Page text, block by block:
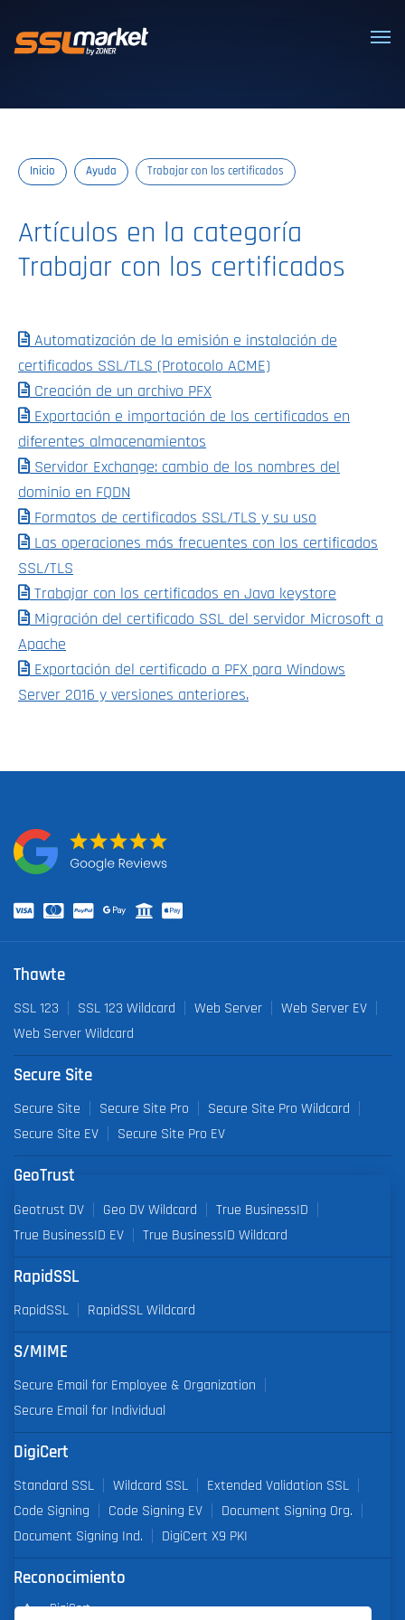
Certificados SSL/TLS confiables
Inicio Ayuda Trabajar con los certificados
Artículos en la categoría
Trabajar con los certificados
Automatización de la emisión e instalación de
certificados SSL/TLS (Protocolo ACME)
Creación de un archivo PFX
Exportación e importación de los certificados en
diferentes almacenamientos
Servidor Exchange: cambio de los nombres del
dominio en FQDN
Formatos de certificados SSL/TLS y su uso
Las operaciones más frecuentes con los certificados
SSL/TLS
Trabajar con los certificados en Java keystore
Migración del certificado SSL del servidor Microsoft a
Apache
Exportación del certificado a PFX para Windows
Server 2016 y versiones anteriores.
Thawte
SSL 123 SSL 123 Wildcard Web Server
Web Server EV
Web Server Wildcard
Secure Site
Secure Site Secure Site Pro
Secure Site Pro Wildcard
Secure Site EV
Secure Site Pro EV
GeoTrust
Geotrust DV Geo DV Wildcard
True BusinessID
True BusinessID EV
True BusinessID Wildcard
RapidSSL
RapidSSL RapidSSL Wildcard
S/MIME
Secure Email for Employee & Organization
Secure Email for Individual
DigiCert
Standard SSL Wildcard SSL
Extended Validation SSL
Code Signing
Code Signing EV
Document Signing Org.
Document Signing Ind.
DigiCert X9 PKI
Reconocimiento
DigiCert